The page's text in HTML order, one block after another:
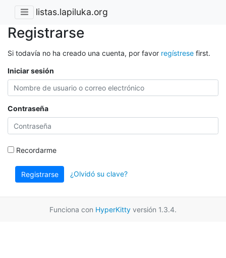
listas.lapiluka.org
Registrarse
Si todavía no ha creado una cuenta, por favor regístrese first.
Iniciar sesión
Contraseña
Recordarme
Registrarse ¿Olvidó su clave?
Funciona con HyperKitty versión 1.3.4.